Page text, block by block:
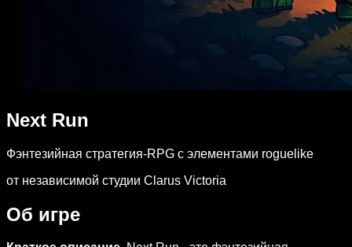
Next Run
Фэнтезийная стратегия-RPG с элементами roguelike
от независимой студии Clarus Victoria
Об игре